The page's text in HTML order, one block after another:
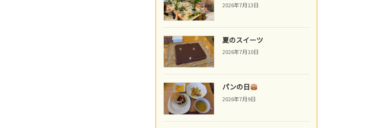
2026年7月13日
夏のスイーツ
2026年7月10日
パンの日
2026年7月9日